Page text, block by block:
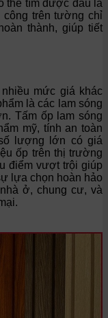
thể tìm được đâu là
công trên tường chỉ
thành, giúp tiết
mức giá khác
là các lam sóng
Tấm ốp lam sóng
mỹ, tính an toàn
lượng lớn có giá
ốp trên thị trường
điểm vượt trội giúp
lựa chọn hoàn hảo
ở, chung cư, và